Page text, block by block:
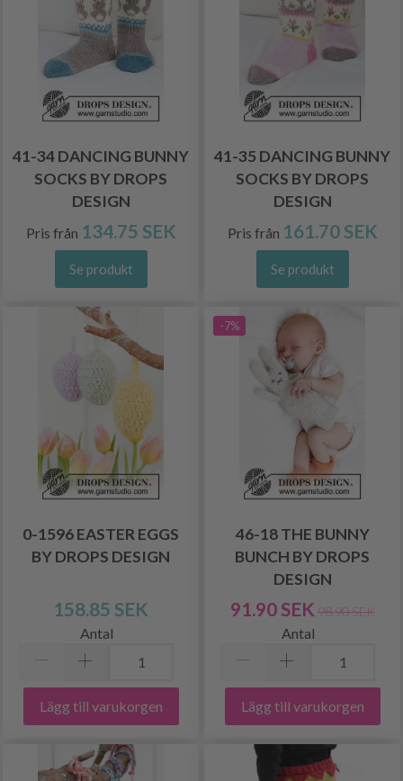
41-34 DANCING BUNNY
SOCKS BY DROPS
DESIGN
Pris från 134.75 SEK
Se produkt
41-35 DANCING BUNNY
SOCKS BY DROPS
DESIGN
Pris från 161.70 SEK
Se produkt
0-1596 EASTER EGGS
BY DROPS DESIGN
158.85 SEK
Antal
Lägg till varukorgen
-7%
46-18 THE BUNNY
BUNCH BY DROPS
DESIGN
91.90 SEK 98.90 SEK
Antal
Lägg till varukorgen